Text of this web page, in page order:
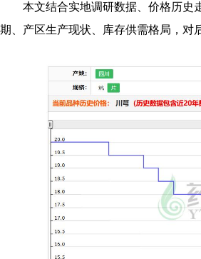
本文结合实地调研数据、价格历史
期、产区生产现状、库存供需格局，对